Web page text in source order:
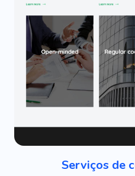
Serviços de